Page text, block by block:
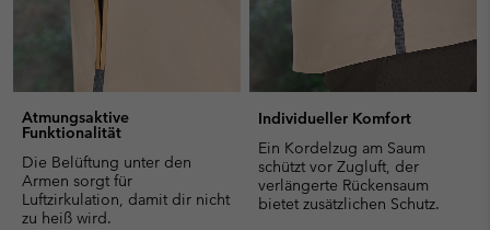
Atmungsaktive
Funktionalität
Die Belüftung unter den
Armen sorgt für
Luftzirkulation, damit dir nicht
zu heiß wird.
Individueller Komfort
Ein Kordelzug am Saum
schützt vor Zugluft, der
verlängerte Rückensaum
bietet zusätzlichen Schutz.